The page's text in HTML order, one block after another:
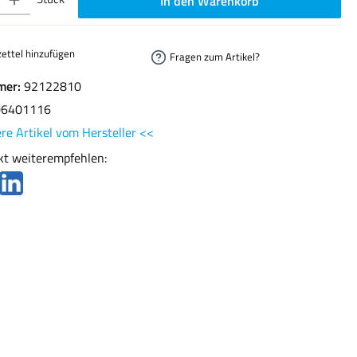
hinzufügen Fragen zum Artikel?
92122810
Artikel vom Hersteller <<
weiterempfehlen: